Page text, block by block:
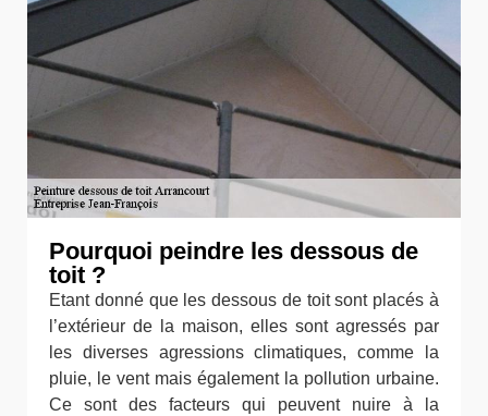
Pourquoi peindre les dessous de
toit ?
Etant donné que les dessous de toit sont placés à
l’extérieur de la maison, elles sont agressés par
les diverses agressions climatiques, comme la
pluie, le vent mais également la pollution urbaine.
Ce sont des facteurs qui peuvent nuire à la